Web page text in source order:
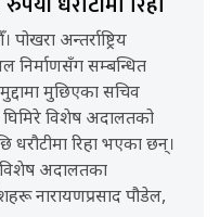
पोखरा अन्तर्राष्ट्रिय
निर्माणसँग सम्बन्धित
मुद्दामा मुछिएका सचिव
विशेष अदालतको
रिहा भएका छन्।
अदालतका
नारायणप्रसाद पौडेल,